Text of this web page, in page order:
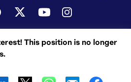
This position is no longer